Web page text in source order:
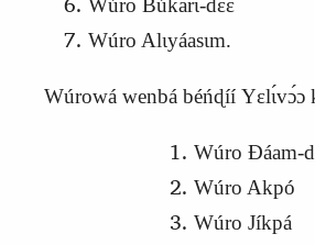
Wúro Búkarɩ-dɛ́ɛ
Wúro Alɩyáasɩm.
Wúrowá wenbá béńɖíí Yɛlɩ́vɔ́ɔ
Wúro
Wúro
Wúro